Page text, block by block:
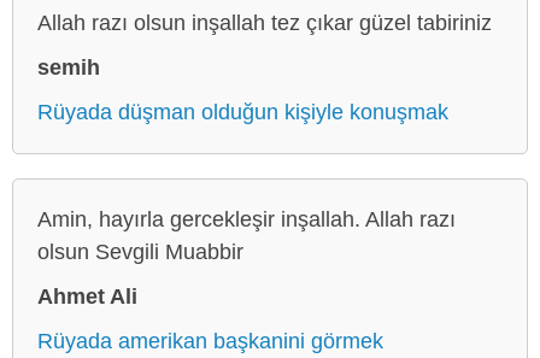
Allah razı olsun inşallah tez çıkar güzel tabiriniz
semih
Rüyada düşman olduğun kişiyle konuşmak
Amin, hayırla gercekleşir inşallah. Allah razı
olsun Sevgili Muabbir
Ahmet Ali
Rüyada amerikan başkanini görmek